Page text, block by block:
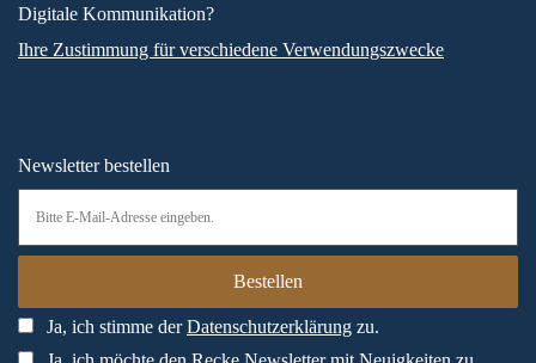
Digitale Kommunikation?
Ihre Zustimmung für verschiedene Verwendungszwecke
Newsletter bestellen
Ja, ich stimme derDatenschutzerklärung zu.